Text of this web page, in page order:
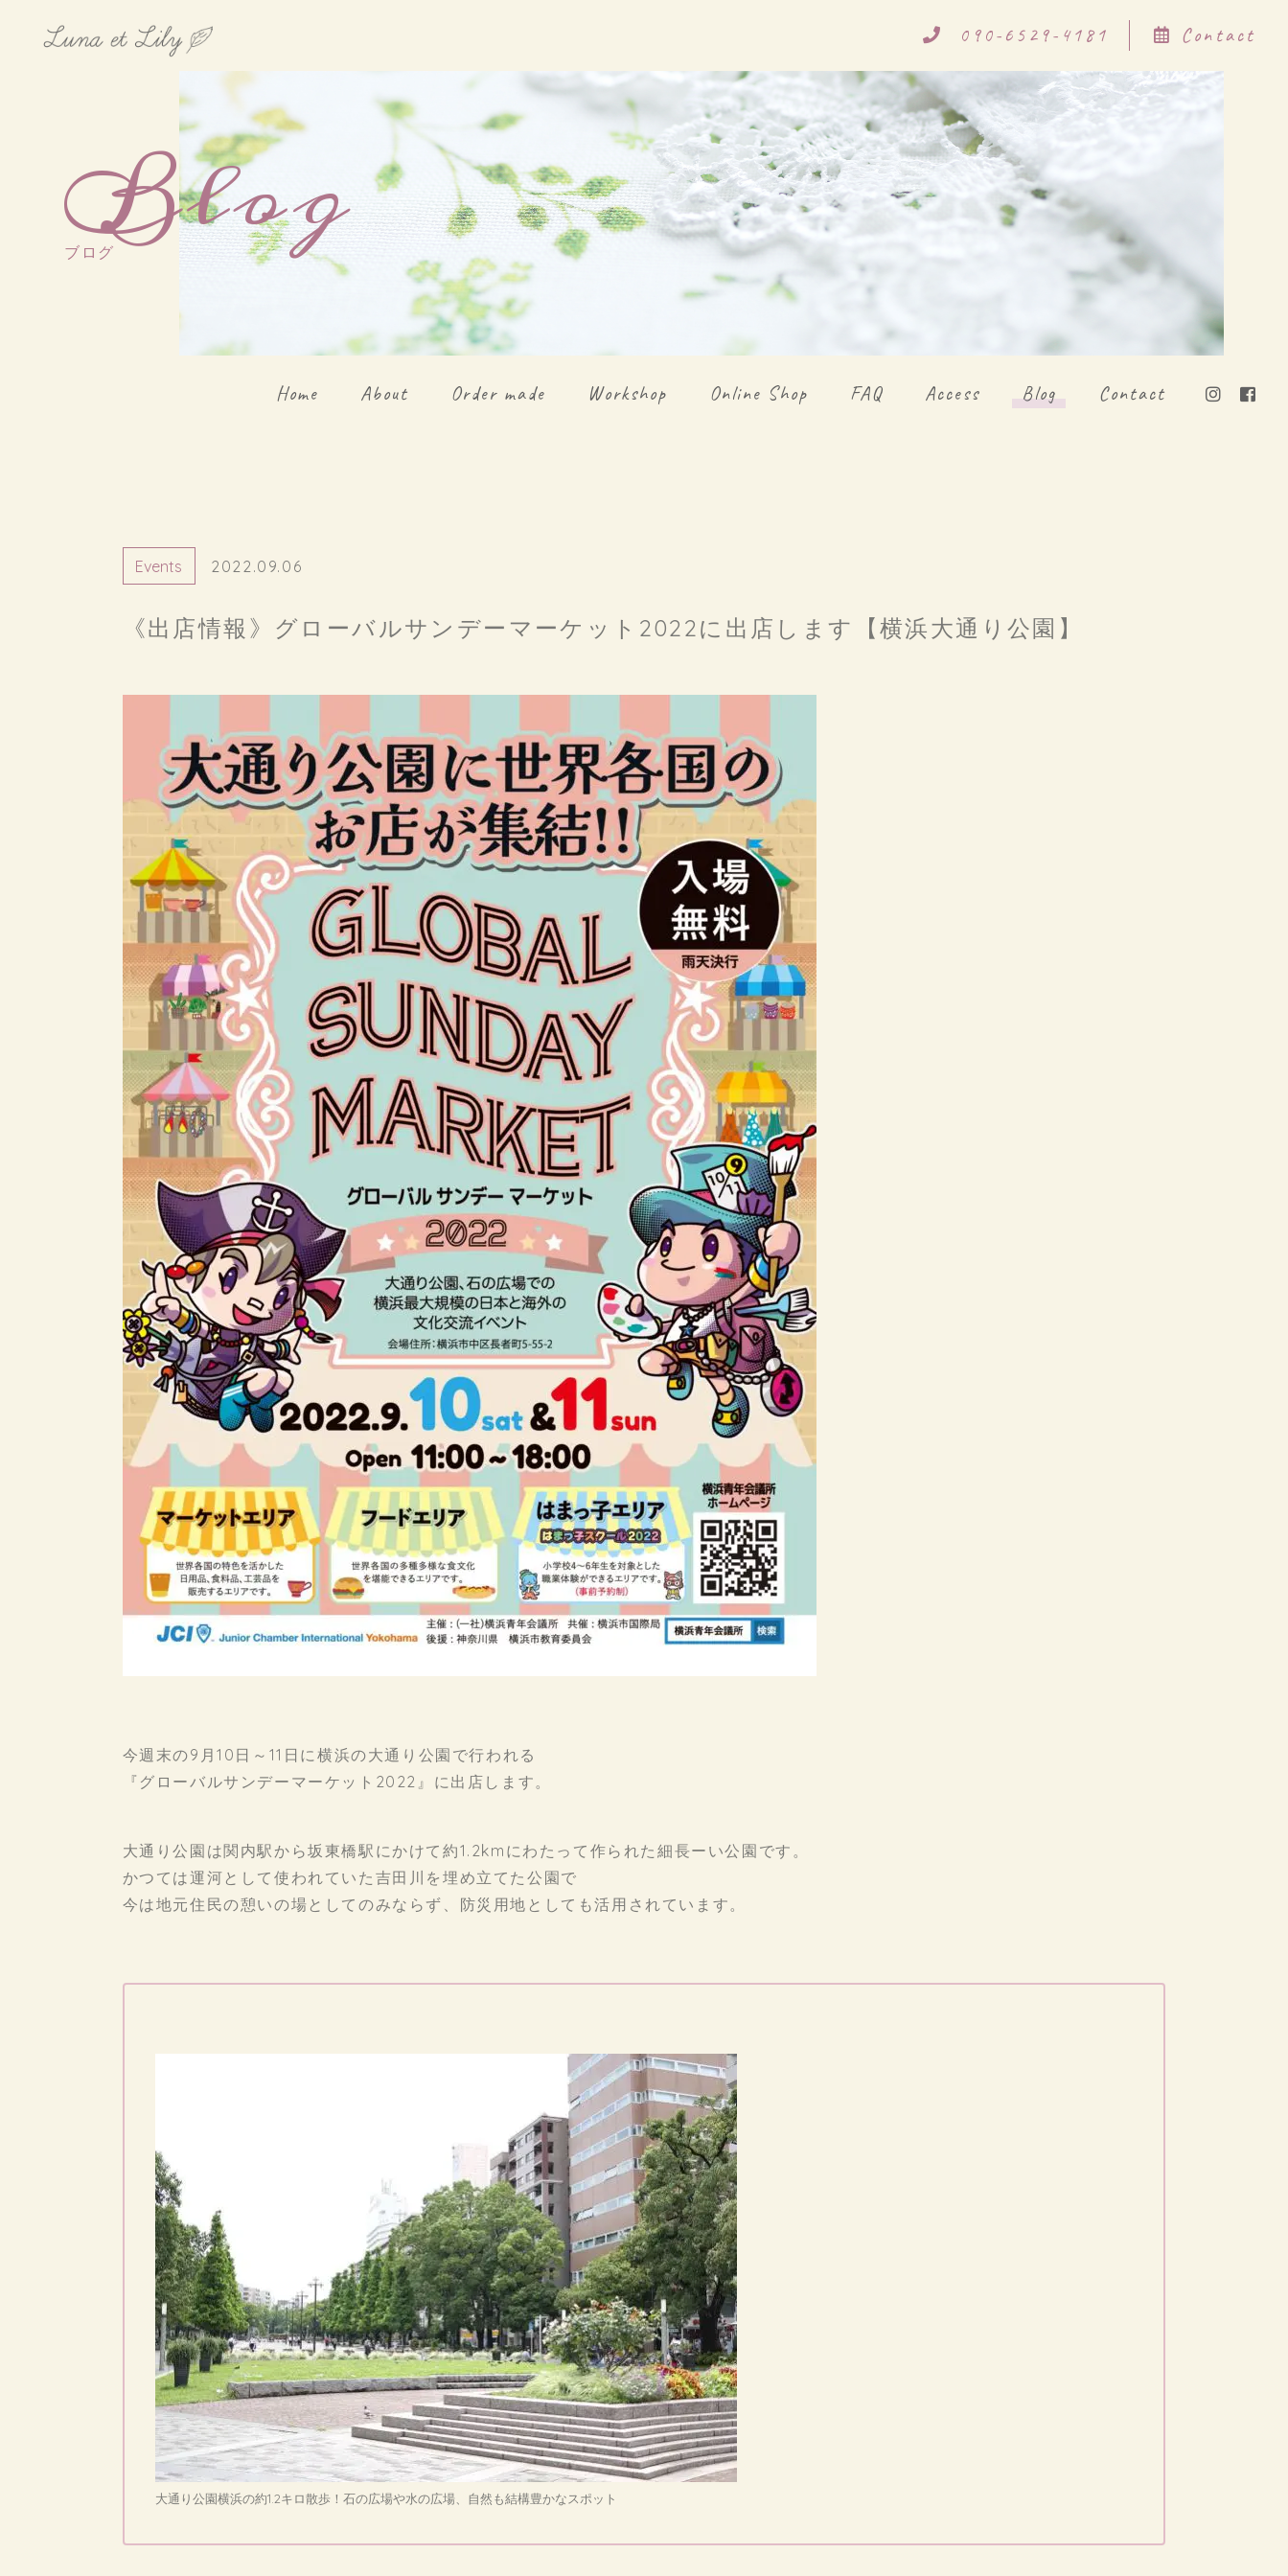
090-6529-4181 Contact
Blog
ブログ
Home About Order made Workshop Online Shop FAQ Access Blog Contact
Events 2022.09.06
《出店情報》グローバルサンデーマーケット2022に出店します【横浜大通り公園】
今週末の9月10日～11日に横浜の大通り公園で行われる
『グローバルサンデーマーケット2022』に出店します。
大通り公園は関内駅から坂東橋駅にかけて約1.2kmにわたって作られた細長ーい公園です。
かつては運河として使われていた吉田川を埋め立てた公園で
今は地元住民の憩いの場としてのみならず、防災用地としても活用されています。
大通り公園横浜の約1.2キロ散歩！石の広場や水の広場、自然も結構豊かなスポット